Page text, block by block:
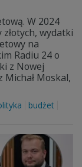
W 2024
wydatki
na
Radiu 24 o
z Nowej
Moskal,
budżet